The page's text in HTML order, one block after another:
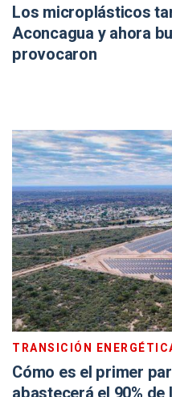
Los microplásticos
Aconcagua y ahora
provocaron
TRANSICIÓN
Cómo es el primer